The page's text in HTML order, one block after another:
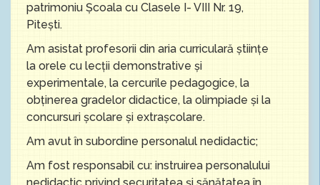
patrimoniu Şcoala cu Clasele I- VIII Nr. 19,
Piteşti.
Am asistat profesorii din aria curriculară ştiinţe
la orele cu lecţii demonstrative şi
experimentale, la cercurile pedagogice, la
obţinerea gradelor didactice, la olimpiade şi la
concursuri școlare și extrașcolare.
Am avut în subordine personalul nedidactic;
Am fost responsabil cu: instruirea personalului